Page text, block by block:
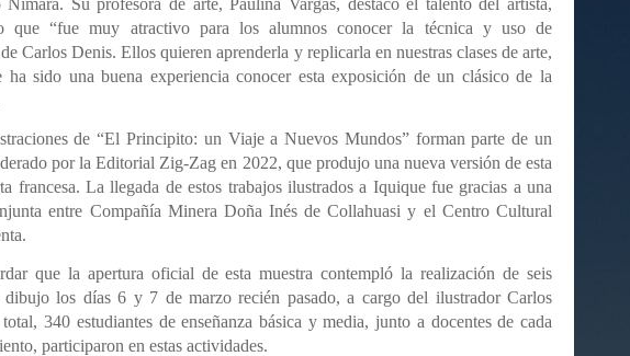
Su profesora de arte, Paulina Vargas, destacó el talento del artista,
que “fue muy atractivo para los alumnos conocer la técnica y uso de
Carlos Denis. Ellos quieren aprenderla y replicarla en nuestras clases de arte,
sido una buena experiencia conocer esta exposición de un clásico de la
de “El Principito: un Viaje a Nuevos Mundos” forman parte de un
por la Editorial Zig-Zag en 2022, que produjo una nueva versión de esta
francesa. La llegada de estos trabajos ilustrados a Iquique fue gracias a una
entre Compañía Minera Doña Inés de Collahuasi y el Centro Cultural
que la apertura oficial de esta muestra contempló la realización de seis
dibujo los días 6 y 7 de marzo recién pasado, a cargo del ilustrador Carlos
340 estudiantes de enseñanza básica y media, junto a docentes de cada
participaron en estas actividades.